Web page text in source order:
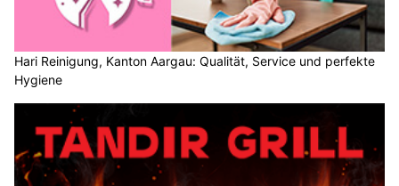
Hari Reinigung, Kanton Aargau: Qualität, Service und perfekte
Hygiene